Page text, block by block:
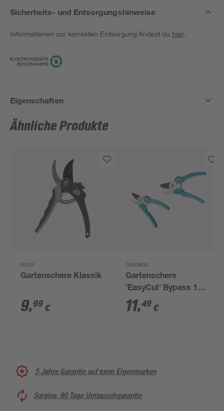
Sicherheits- und Entsorgungshinweise
Informationen zur korrekten Entsorgung findest du hier.
Eigenschaften
Ähnliche Produkte
toom
Gartenschere Klassik
9,99 €
Gardena
Gartenschere
'EasyCut' Bypass 18,7
cm
11,49 €
5 Jahre Garantie auf toom Eigenmarken
Sorglos, 90 Tage Umtauschgarantie